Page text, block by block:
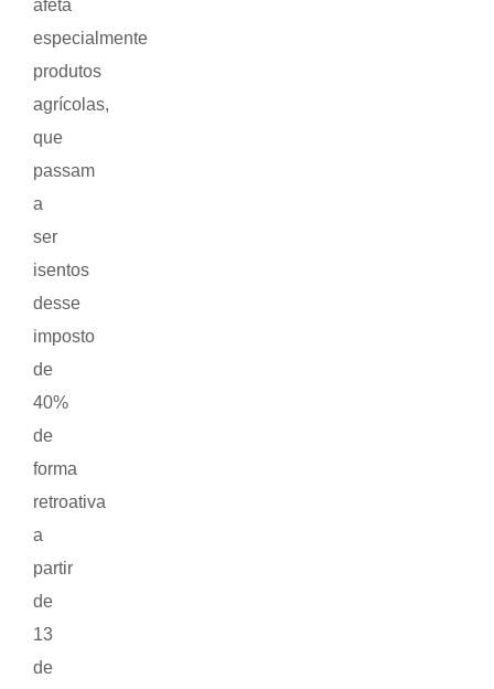
afeta
especialmente
produtos
agrícolas,
que
passam
a
ser
isentos
desse
imposto
de
40%
de
forma
retroativa
a
partir
de
13
de